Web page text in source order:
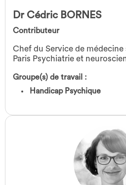
Dr Cédric BORNES
Contributeur
Chef du Service de médecine
Paris Psychiatrie et
Groupe(s) de travail :
Handicap Psychique